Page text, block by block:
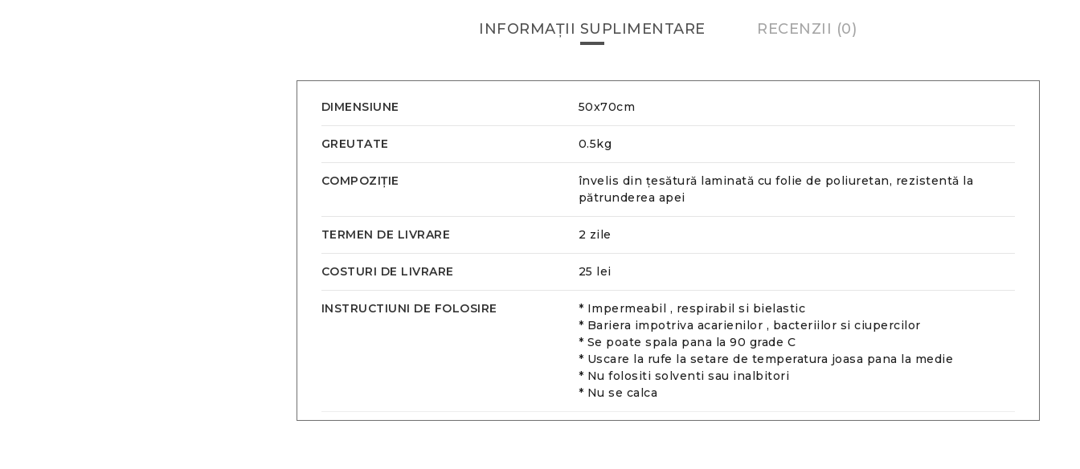
INFORMAȚII SUPLIMENTARE RECENZII (0)
DIMENSIUNE 50x70cm
GREUTATE 0.5kg
COMPOZIȚIE
învelis din țesătură laminată cu folie de poliuretan, rezistentă la
pătrunderea apei
TERMEN DE LIVRARE 2 zile
COSTURI DE LIVRARE 25 lei
INSTRUCTIUNI DE FOLOSIRE
* Impermeabil , respirabil si bielastic
* Bariera impotriva acarienilor , bacteriilor si ciupercilor
* Se poate spala pana la 90 grade C
* Uscare la rufe la setare de temperatura joasa pana la medie
* Nu folositi solventi sau inalbitori
* Nu se calca